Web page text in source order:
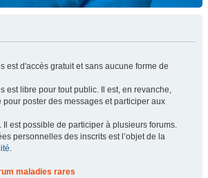
est d'accès gratuit et sans aucune forme de
est libre pour tout public. Il est, en revanche,
poster des messages et participer aux
Il est possible de participer à plusieurs forums.
personnelles des inscrits est l’objet de la
.
maladies rares